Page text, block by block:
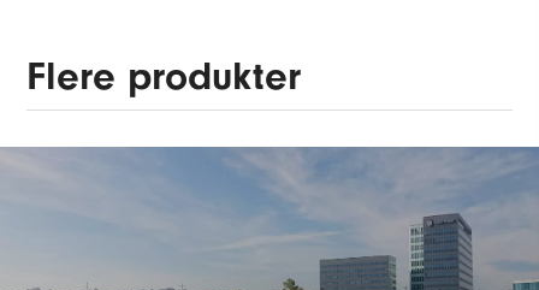
Flere produkter